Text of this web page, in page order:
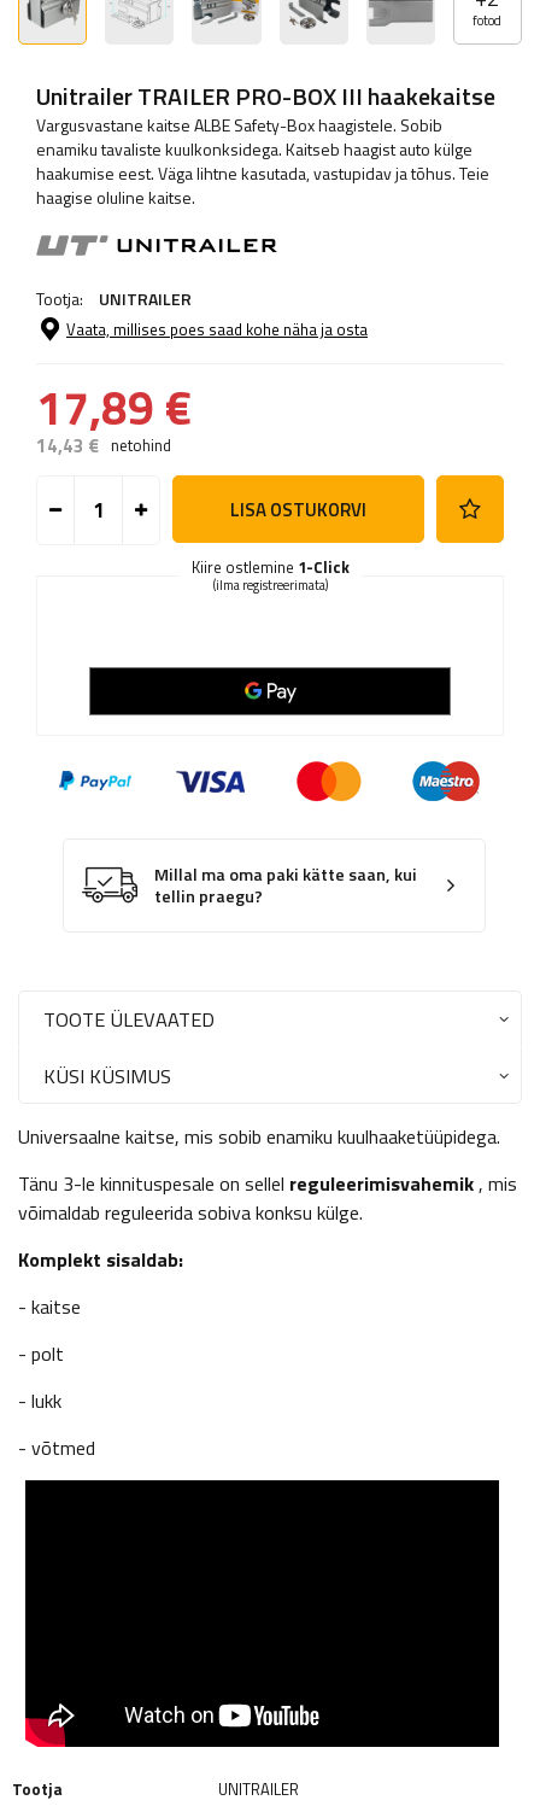
fotod
Unitrailer TRAILER PRO-BOX III haakekaitse
Vargusvastane kaitse ALBE Safety-Box haagistele. Sobib
enamiku tavaliste kuulkonksidega. Kaitseb haagist auto külge
haakumise eest. Väga lihtne kasutada, vastupidav ja tõhus. Teie
haagise oluline kaitse.
Tootja: UNITRAILER
Vaata, millises poes saad kohe näha ja osta
17,89 €
14,43 € netohind
LISA OSTUKORVI
Kiire ostlemine 1-Click
(ilma registreerimata)
Millal ma oma paki kätte saan, kui
tellin praegu?
TOOTE ÜLEVAATED
KÜSI KÜSIMUS
Universaalne kaitse, mis sobib enamiku kuulhaaketüüpidega.
Tänu 3-le kinnituspesale on sellel reguleerimisvahemik, mis
võimaldab reguleerida sobiva konksu külge.
Komplekt sisaldab:
- kaitse
- polt
- lukk
- võtmed
Tootja
UNITRAILER